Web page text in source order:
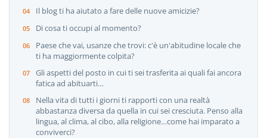
Il blog ti ha aiutato a fare delle nuove amicizie?
Di cosa ti occupi al momento?
Paese che vai, usanze che trovi: c'è un'abitudine locale che
ti ha maggiormente colpita?
Gli aspetti del posto in cui ti sei trasferita ai quali fai ancora
fatica ad abituarti…
Nella vita di tutti i giorni ti rapporti con una realtà
abbastanza diversa da quella in cui sei cresciuta. Penso alla
lingua, al clima, al cibo, alla religione…come hai imparato a
conviverci?